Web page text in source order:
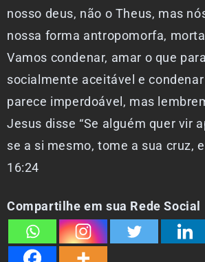
nosso deus, não o Theus, mas
nossa forma antropomorfa,
Vamos condenar, amar o que
socialmente aceitável e
parece imperdoável, mas
Jesus disse “Se alguém quer vir
se a si mesmo, tome a sua cruz,
16:24
Compartilhe em sua Rede Social